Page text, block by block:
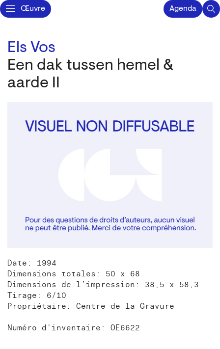
Œuvre Agenda
Els Vos
Een dak tussen hemel &
aarde II
Date: 1994
Dimensions totales: 50 x 68
Dimensions de l’impression: 38,5 x 58,3
Tirage: 6/10
Propriétaire: Centre de la Gravure
Numéro d'inventaire: OE6622